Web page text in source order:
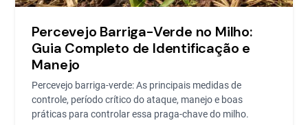
Percevejo Barriga-Verde no Milho:
Guia Completo de Identificação e
Manejo
Percevejo barriga-verde: As principais medidas de
controle, período crítico do ataque, manejo e boas
práticas para controlar essa praga-chave do milho.